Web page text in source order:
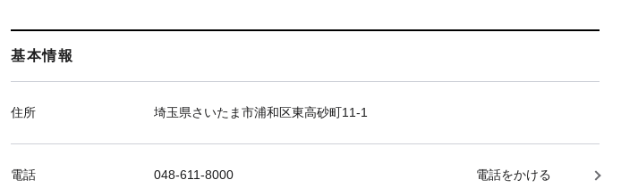
基本情報
住所 埼玉県さいたま市浦和区東高砂町11-1
電話 048-611-8000 電話をかける